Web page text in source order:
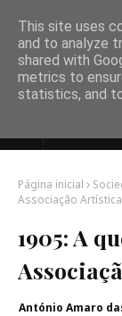
Página inicial
Associação
1905: A
António Amaro
This site uses
and to analyze
shared with
metrics to
statistics, and